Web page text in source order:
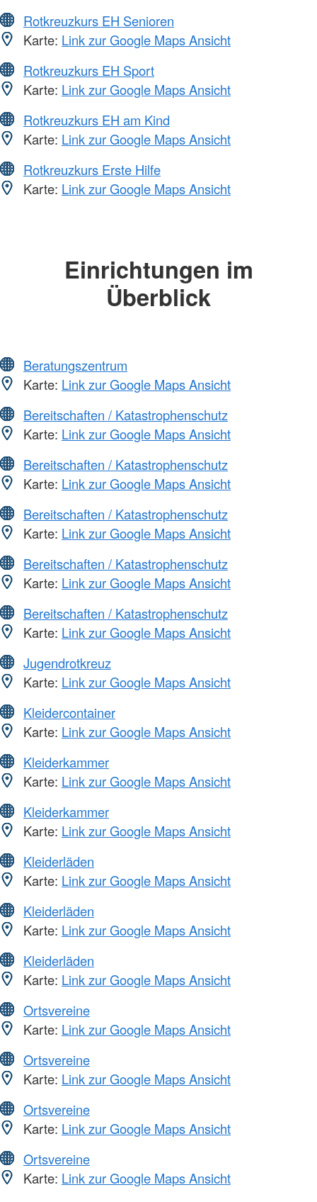
Rotkreuzkurs EH Senioren
Karte: Link zur Google Maps Ansicht
Rotkreuzkurs EH Sport
Karte: Link zur Google Maps Ansicht
Rotkreuzkurs EH am Kind
Karte: Link zur Google Maps Ansicht
Rotkreuzkurs Erste Hilfe
Karte: Link zur Google Maps Ansicht
Einrichtungen im
Überblick
Beratungszentrum
Karte: Link zur Google Maps Ansicht
Bereitschaften / Katastrophenschutz
Karte: Link zur Google Maps Ansicht
Bereitschaften / Katastrophenschutz
Karte: Link zur Google Maps Ansicht
Bereitschaften / Katastrophenschutz
Karte: Link zur Google Maps Ansicht
Bereitschaften / Katastrophenschutz
Karte: Link zur Google Maps Ansicht
Bereitschaften / Katastrophenschutz
Karte: Link zur Google Maps Ansicht
Jugendrotkreuz
Karte: Link zur Google Maps Ansicht
Kleidercontainer
Karte: Link zur Google Maps Ansicht
Kleiderkammer
Karte: Link zur Google Maps Ansicht
Kleiderkammer
Karte: Link zur Google Maps Ansicht
Kleiderläden
Karte: Link zur Google Maps Ansicht
Kleiderläden
Karte: Link zur Google Maps Ansicht
Kleiderläden
Karte: Link zur Google Maps Ansicht
Ortsvereine
Karte: Link zur Google Maps Ansicht
Ortsvereine
Karte: Link zur Google Maps Ansicht
Ortsvereine
Karte: Link zur Google Maps Ansicht
Ortsvereine
Karte: Link zur Google Maps Ansicht